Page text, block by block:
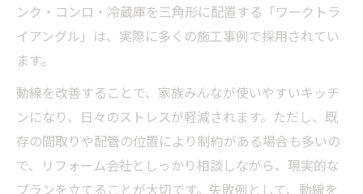
ンク・コンロ・冷蔵庫を三角形に配置する「ワークトラ
イアングル」は、実際に多くの施工事例で採用されてい
ます。
動線を改善することで、家族みんなが使いやすいキッチ
ンになり、日々のストレスが軽減されます。ただし、既
存の間取りや配管の位置により制約がある場合も多いの
で、リフォーム会社としっかり相談しながら、現実的な
プランを立てることが大切です。失敗例として、動線を